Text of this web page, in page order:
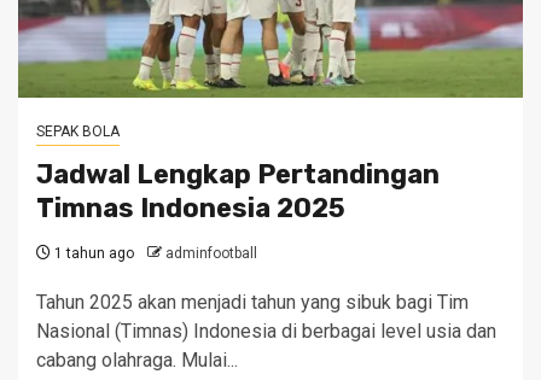
SEPAK BOLA
Jadwal Lengkap Pertandingan
Timnas Indonesia 2025
1 tahun ago adminfootball
Tahun 2025 akan menjadi tahun yang sibuk bagi Tim
Nasional (Timnas) Indonesia di berbagai level usia dan
cabang olahraga. Mulai...